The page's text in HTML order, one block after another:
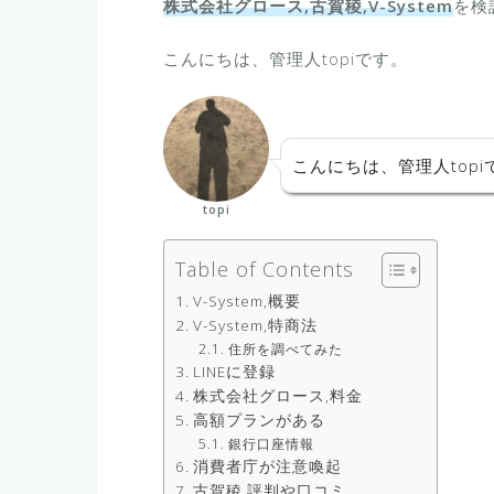
株式会社グロース,古賀稜,V-Systemを検
こんにちは、管理人topiです。
topi
こんにちは、管理人topi
Table of Contents
V-System,概要
V-System,特商法
住所を調べてみた
LINEに登録
株式会社グロース,料金
高額プランがある
銀行口座情報
消費者庁が注意喚起